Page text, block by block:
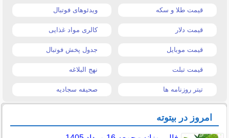
قیمت طلا و سکه ویدئوهای فوتبال
قیمت دلار کالری مواد غذایی
قیمت موبایل جدول پخش فوتبال
قیمت تبلت نهج البلاغه
تیتر روزنامه ها صحیفه سجادیه
امروز در بیتوته